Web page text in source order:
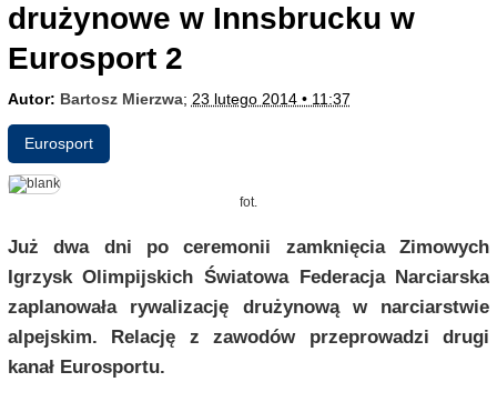
drużynowe w Innsbrucku w
Eurosport 2
Autor: Bartosz Mierzwa; 23 lutego 2014 • 11:37
Eurosport
fot.
Już dwa dni po ceremonii zamknięcia Zimowych
Igrzysk Olimpijskich Światowa Federacja Narciarska
zaplanowała rywalizację drużynową w narciarstwie
alpejskim. Relację z zawodów przeprowadzi drugi
kanał Eurosportu.